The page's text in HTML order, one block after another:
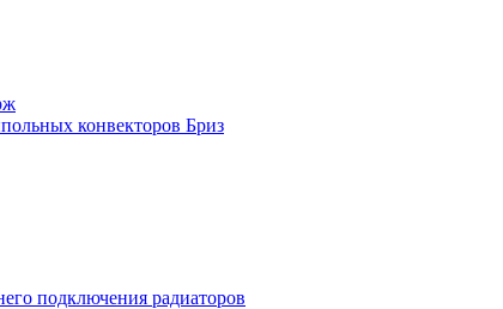
конвекторов Бриз
подключения радиаторов